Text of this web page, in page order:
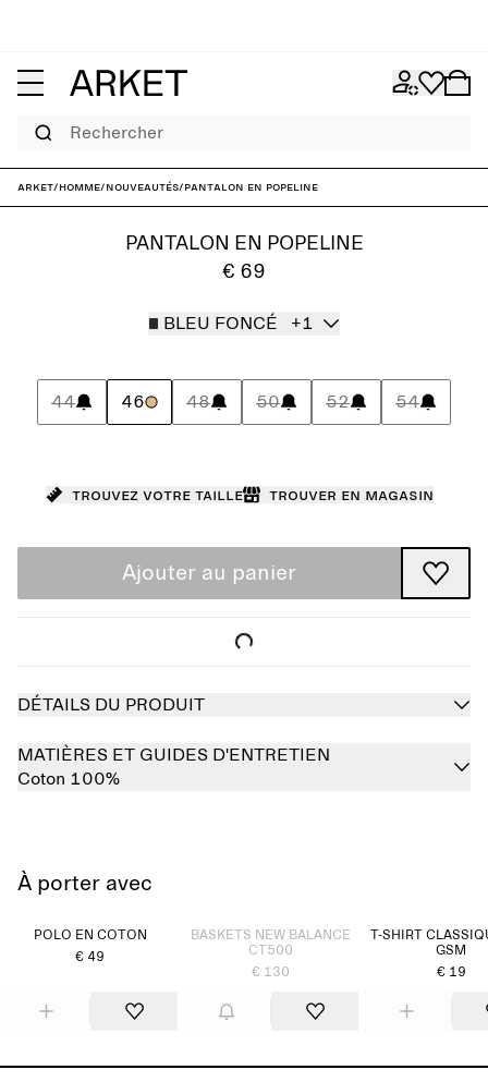
Rechercher
ARKET/Homme/Nouveautés/Pantalon en popeline
PANTALON EN POPELINE
€ 69
BLEU FONCÉ +1
44 46 48 50 52 54
Trouvez votre taille Trouver en magasin
Ajouter au panier
DÉTAILS DU PRODUIT
MATIÈRES ET GUIDES D'ENTRETIEN
Coton 100%
À porter avec
POLO EN COTON
€ 49
BASKETS NEW BALANCE
CT500
€ 130
T-SHIRT
GSM
€ 19